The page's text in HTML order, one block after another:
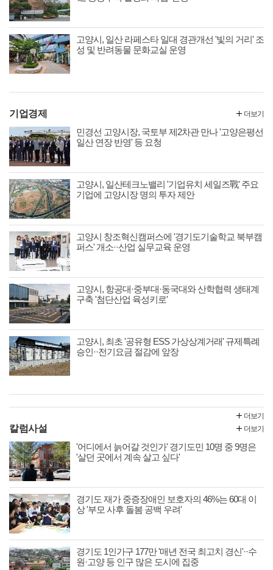
고양시, 일산 라페스타 일대 경관개선 '빛의 거리' 조
성 및 반려동물 문화교실 운영
기업경제
민경선 고양시장, 국토부 제2차관 만나 '고양은평선
일산 연장 반영' 등 요청
고양시, 일산테크노밸리 '기업유치 세일즈戰' 주요
기업에 고양시장 명의 투자 제안
고양시 창조혁신캠퍼스에 '경기도기술학교 북부캠
퍼스' 개소··산업 실무교육 운영
고양시, 항공대·중부대·동국대와 산학협력 생태계
구축 '첨단산업 육성키로'
고양시, 최초 '공유형 ESS 가상상계거래' 규제특례
승인··전기요금 절감에 앞장
더보기
더보기
칼럼사설
'어디에서 늙어갈 것인가' 경기도민 10명 중 9명은
'살던 곳에서 계속 살고 싶다'
경기도 재가 중증장애인 보호자의 46%는 60대 이
상 '부모 사후 돌봄 공백 우려'
경기도 1인가구 177만 '매년 전국 최고치 경신'··수
원·고양 등 인구 많은 도시에 집중
더보기